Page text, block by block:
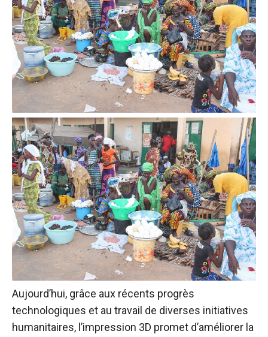
Aujourd’hui, grâce aux récents progrès
technologiques et au travail de diverses initiatives
humanitaires, l’impression 3D promet d’améliorer la